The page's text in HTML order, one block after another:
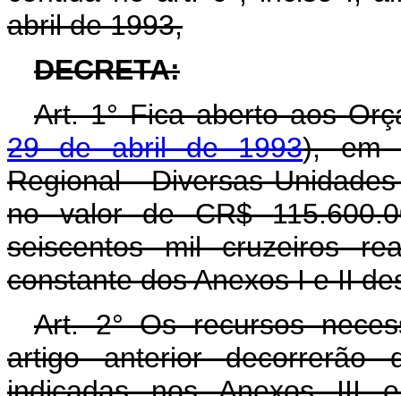
abril de 1993,
DECRETA:
Art. 1° Fica aberto aos
29 de abril de 1993), em
Regional - Diversas
no valor de CR$
seiscentos mil cruzeiros
constante dos Anexos I e II
Art. 2° Os recursos
artigo anterior decorrerão